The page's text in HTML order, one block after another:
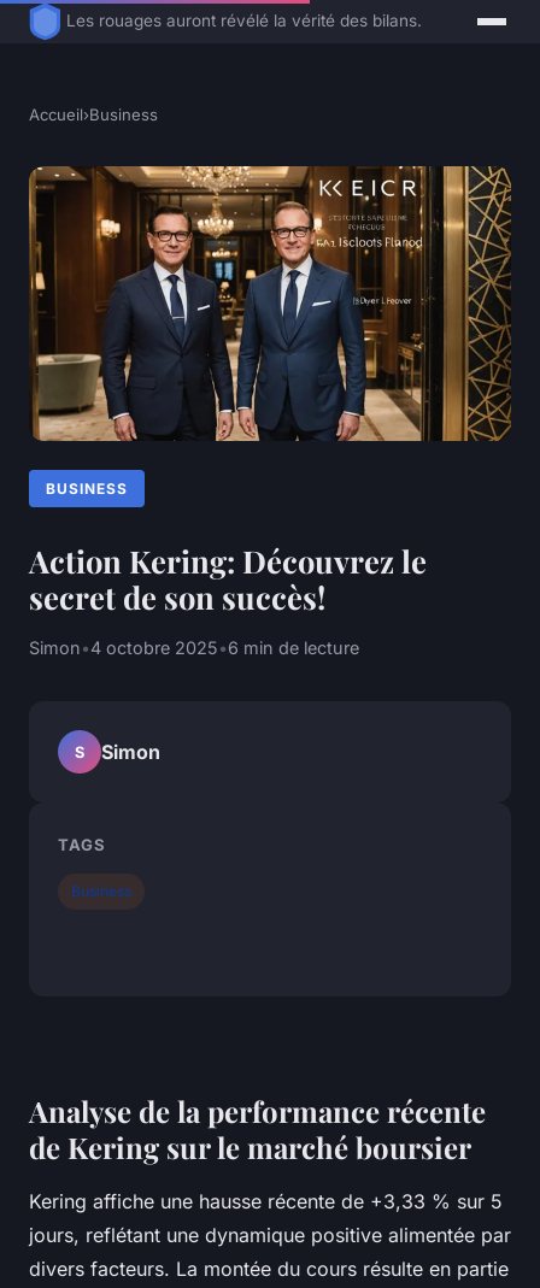
Les rouages auront révélé la vérité des bilans.
Accueil›Business
BUSINESS
Action Kering: Découvrez le
secret de son succès!
Simon•4 octobre 2025•6 min de lecture
Analyse de la performance récente
de Kering sur le marché boursier
Kering affiche une hausse récente de +3,33 % sur 5
jours, reflétant une dynamique positive alimentée par
divers facteurs. La montée du cours résulte en partie
S Simon
TAGS
Business